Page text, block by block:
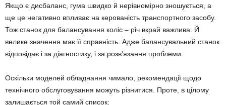
Якщо є дисбаланс, гума швидко й нерівномірно зношується, а
ще це негативно впливає на керованість транспортного засобу.
Тож станок для балансування коліс – річ вкрай важлива. Й
велике значення має її справність. Адже балансувальний станок
відповідає і за діагностику, і за розв’язання проблеми.
Оскільки моделей обладнання чимало, рекомендації щодо
технічного обслуговування можуть різнитися. Проте, в цілому
залишається той самий список: